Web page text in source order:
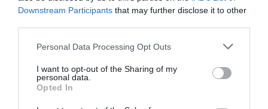
Downstream Participants that may further disclose it to other
Please note that this website/app uses one or more Google
not limited to your visit or usage behaviour. You may click to
grant or deny consent to Google and its third-party tags to
use your data for below specified purposes in below Google
consent section.
Personal Data Processing Opt Outs
I want to opt-out of the Sharing of my
personal data.
Opted In
kapcsolatbanazt mondta, hogy már több mint
egymillióan jelezték igényüket az vakcinára,
ám "nem egyszerű minden ember oltását
"Mindenkinek vissza fogunk jelezni, hogy
sikeres a regisztrációja" – jelentette ki.